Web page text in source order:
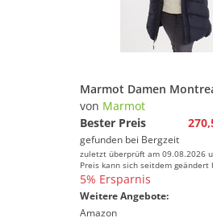
von Marmot
Bester Preis
gefunden bei Bergzeit
zuletzt überprüft am 09.08.2026
Preis kann sich seitdem geändert
5% Ersparnis
Weitere Angebote:
Amazon